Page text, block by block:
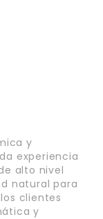
y
experiencia
alto nivel
natural para
clientes
y